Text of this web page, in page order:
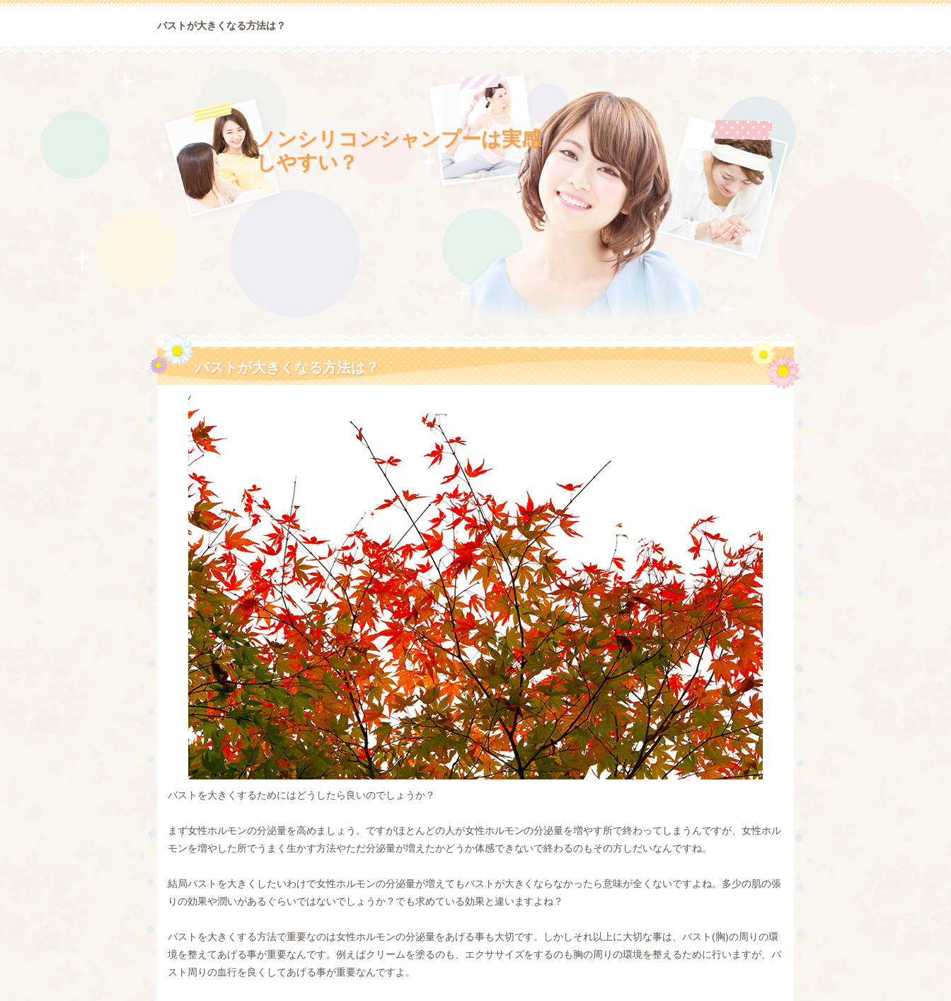
バストが大きくなる方法は？
ノンシリコンシャンプーは実感
しやすい？
バストが大きくなる方法は？
バストを大きくするためにはどうしたら良いのでしょうか？
まず女性ホルモンの分泌量を高めましょう。ですがほとんどの人が女性ホルモンの分泌量を増やす所で終わってしまうんですが、女性ホル
モンを増やした所でうまく生かす方法やただ分泌量が増えたかどうか体感できないで終わるのもその方しだいなんですね。
結局バストを大きくしたいわけで女性ホルモンの分泌量が増えてもバストが大きくならなかったら意味が全くないですよね。多少の肌の張
りの効果や潤いがあるぐらいではないでしょうか？でも求めている効果と違いますよね？
バストを大きくする方法で重要なのは女性ホルモンの分泌量をあげる事も大切です。しかしそれ以上に大切な事は、バスト(胸)の周りの環
境を整えてあげる事が重要なんです。例えばクリームを塗るのも、エクササイズをするのも胸の周りの環境を整えるために行いますが、バ
スト周りの血行を良くしてあげる事が重要なんですよ。